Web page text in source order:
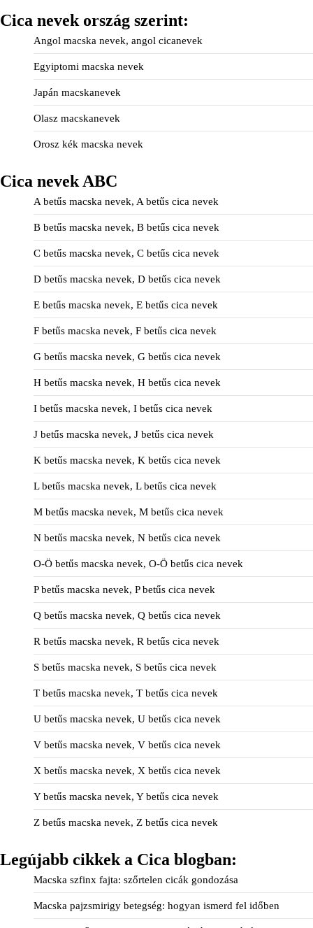
Cica nevek ország szerint:
Angol macska nevek, angol cicanevek
Egyiptomi macska nevek
Japán macskanevek
Olasz macskanevek
Orosz kék macska nevek
Cica nevek ABC
A betűs macska nevek, A betűs cica nevek
B betűs macska nevek, B betűs cica nevek
C betűs macska nevek, C betűs cica nevek
D betűs macska nevek, D betűs cica nevek
E betűs macska nevek, E betűs cica nevek
F betűs macska nevek, F betűs cica nevek
G betűs macska nevek, G betűs cica nevek
H betűs macska nevek, H betűs cica nevek
I betűs macska nevek, I betűs cica nevek
J betűs macska nevek, J betűs cica nevek
K betűs macska nevek, K betűs cica nevek
L betűs macska nevek, L betűs cica nevek
M betűs macska nevek, M betűs cica nevek
N betűs macska nevek, N betűs cica nevek
O-Ö betűs macska nevek, O-Ö betűs cica nevek
P betűs macska nevek, P betűs cica nevek
Q betűs macska nevek, Q betűs cica nevek
R betűs macska nevek, R betűs cica nevek
S betűs macska nevek, S betűs cica nevek
T betűs macska nevek, T betűs cica nevek
U betűs macska nevek, U betűs cica nevek
V betűs macska nevek, V betűs cica nevek
X betűs macska nevek, X betűs cica nevek
Y betűs macska nevek, Y betűs cica nevek
Z betűs macska nevek, Z betűs cica nevek
Legújabb cikkek a Cica blogban:
Macska szfinx fajta: szőrtelen cicák gondozása
Macska pajzsmirigy betegség: hogyan ismerd fel időben